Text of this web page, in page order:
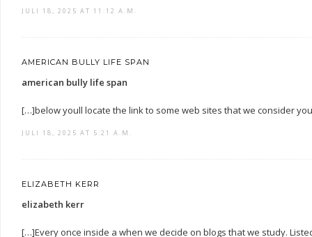
JULI 18, 2025 AT 11:12 A.M.
AMERICAN BULLY LIFE SPAN
american bully life span
[…]below youll locate the link to some web sites that we consider
JULI 18, 2025 AT 5:21 A.M.
ELIZABETH KERR
elizabeth kerr
[…]Every once inside a when we decide on blogs that we study.